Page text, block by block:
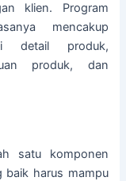
klien. Program
mencakup
detail produk,
produk, dan
satu komponen
baik harus mampu